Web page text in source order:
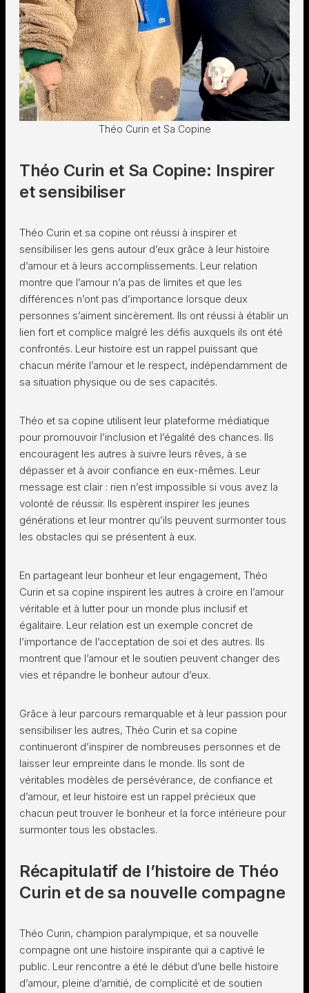
Théo Curin et Sa Copine
Théo Curin et Sa Copine: Inspirer
et sensibiliser
Théo Curin et sa copine ont réussi à inspirer et
sensibiliser les gens autour d’eux grâce à leur histoire
d’amour et à leurs accomplissements. Leur relation
montre que l’amour n’a pas de limites et que les
différences n’ont pas d’importance lorsque deux
personnes s’aiment sincèrement. Ils ont réussi à établir un
lien fort et complice malgré les défis auxquels ils ont été
confrontés. Leur histoire est un rappel puissant que
chacun mérite l’amour et le respect, indépendamment de
sa situation physique ou de ses capacités.
Théo et sa copine utilisent leur plateforme médiatique
pour promouvoir l’inclusion et l’égalité des chances. Ils
encouragent les autres à suivre leurs rêves, à se
dépasser et à avoir confiance en eux-mêmes. Leur
message est clair : rien n’est impossible si vous avez la
volonté de réussir. Ils espèrent inspirer les jeunes
générations et leur montrer qu’ils peuvent surmonter tous
les obstacles qui se présentent à eux.
En partageant leur bonheur et leur engagement, Théo
Curin et sa copine inspirent les autres à croire en l’amour
véritable et à lutter pour un monde plus inclusif et
égalitaire. Leur relation est un exemple concret de
l’importance de l’acceptation de soi et des autres. Ils
montrent que l’amour et le soutien peuvent changer des
vies et répandre le bonheur autour d’eux.
Grâce à leur parcours remarquable et à leur passion pour
sensibiliser les autres, Théo Curin et sa copine
continueront d’inspirer de nombreuses personnes et de
laisser leur empreinte dans le monde. Ils sont de
véritables modèles de persévérance, de confiance et
d’amour, et leur histoire est un rappel précieux que
chacun peut trouver le bonheur et la force intérieure pour
surmonter tous les obstacles.
Récapitulatif de l’histoire de Théo
Curin et de sa nouvelle compagne
Théo Curin, champion paralympique, et sa nouvelle
compagne ont une histoire inspirante qui a captivé le
public. Leur rencontre a été le début d’une belle histoire
d’amour, pleine d’amitié, de complicité et de soutien